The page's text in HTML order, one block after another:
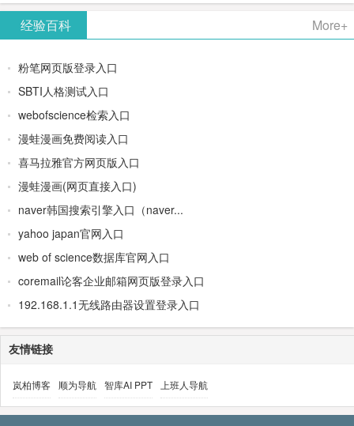
经验百科 More+
粉笔网页版登录入口
SBTI人格测试入口
webofscience检索入口
漫蛙漫画免费阅读入口
喜马拉雅官方网页版入口
漫蛙漫画(网页直接入口)
naver韩国搜索引擎入口（naver...
yahoo japan官网入口
web of science数据库官网入口
coremail论客企业邮箱网页版登录入口
192.168.1.1无线路由器设置登录入口
友情链接
岚柏博客 顺为导航 智库AI PPT 上班人导航